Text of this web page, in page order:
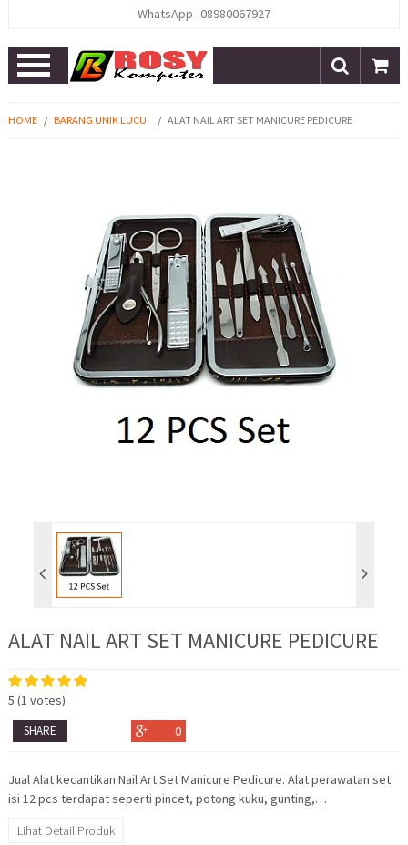
WhatsApp 08980067927
Open
Menu
HOME / BARANG UNIK LUCU / ALAT NAIL ART SET MANICURE PEDICURE
ALAT NAIL ART SET MANICURE PEDICURE
5 (1 votes)
SHARE 0
Jual Alat kecantikan Nail Art Set Manicure Pedicure. Alat perawatan set
isi 12 pcs terdapat seperti pincet, potong kuku, gunting,…
Lihat Detail Produk